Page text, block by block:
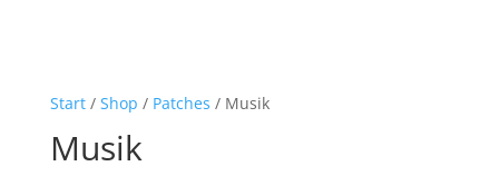
Start/ Shop / Patches / Musik
Musik